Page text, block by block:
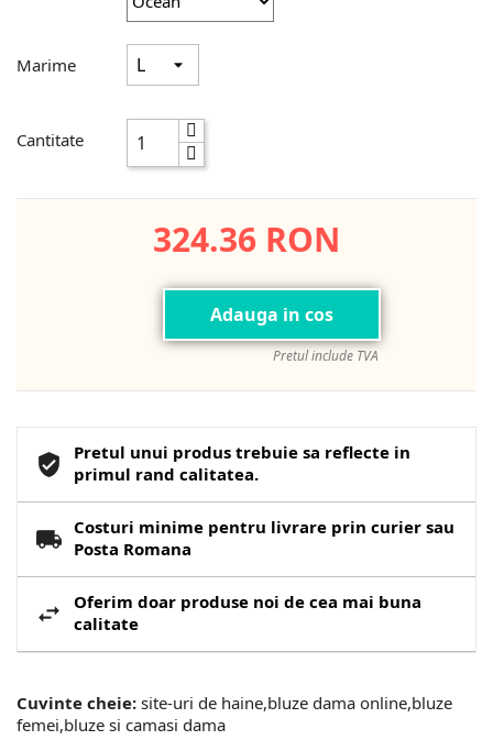
Marime
Cantitate
324.36 RON
Adauga in cos
Pretul include TVA
Pretul unui produs trebuie sa reflecte in
primul rand calitatea.
Costuri minime pentru livrare prin curier sau
Posta Romana
Oferim doar produse noi de cea mai buna
calitate
Cuvinte cheie: site-uri de haine,bluze dama online,bluze
femei,bluze si camasi dama